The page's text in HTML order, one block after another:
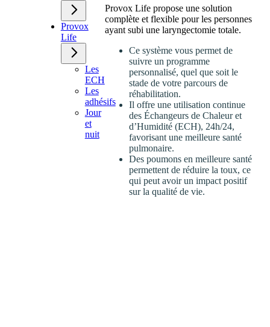
Provox
Life
Les
ECH
Les
adhésifs
Jour
et
nuit
Provox Life propose une solution
complète et flexible pour les personnes
ayant subi une laryngectomie totale.
Ce système vous permet de
suivre un programme
personnalisé, quel que soit le
stade de votre parcours de
réhabilitation.
Il offre une utilisation continue
des Échangeurs de Chaleur et
d’Humidité (ECH), 24h/24,
favorisant une meilleure santé
pulmonaire.
Des poumons en meilleure santé
permettent de réduire la toux, ce
qui peut avoir un impact positif
sur la qualité de vie.